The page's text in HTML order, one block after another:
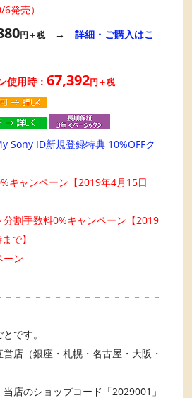
6発売）
円＋税→詳細・ご購入はこ
使用時：67,392円＋税
Sony ID新規登録特典 10%OFFク
キャンペーン【2019年4月15日
割手数料0%キャンペーン【2019
で】
ン
－－－－－－－－－－－－－－－
です。
店（銀座・札幌・名古屋・大阪・
店のショップコード「2029001」